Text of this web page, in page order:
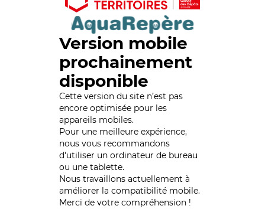
Version mobile
prochainement
disponible
Cette version du site n’est pas
encore optimisée pour les
appareils mobiles.
Pour une meilleure expérience,
nous vous recommandons
d'utiliser un ordinateur de bureau
ou une tablette.
Nous travaillons actuellement à
améliorer la compatibilité mobile.
Merci de votre compréhension !